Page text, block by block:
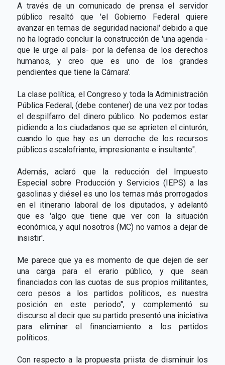
A través de un comunicado de prensa el servidor
público resaltó que 'el Gobierno Federal quiere
avanzar en temas de seguridad nacional' debido a que
no ha logrado concluir la construcción de 'una agenda -
que le urge al país­- por la defensa de los derechos
humanos, y creo que es uno de los grandes
pendientes que tiene la Cámara'.
La clase política, el Congreso y toda la Administración
Pública Federal, (debe contener) de una vez por todas
el despilfarro del dinero público. No podemos estar
pidiendo a los ciudadanos que se aprieten el cinturón,
cuando lo que hay es un derroche de los recursos
públicos escalofriante, impresionante e insultante".
Además, aclaró que la reducción del Impuesto
Especial sobre Producción y Servicios (IEPS) a las
gasolinas y diésel es uno los temas más prorrogados
en el itinerario laboral de los diputados, y adelantó
que es 'algo que tiene que ver con la situación
económica, y aquí nosotros (MC) no vamos a dejar de
insistir'.
Me parece que ya es momento de que dejen de ser
una carga para el erario público, y que sean
financiados con las cuotas de sus propios militantes,
cero pesos a los partidos políticos, es nuestra
posición en este periodo", y complementó su
discurso al decir que su partido presentó una iniciativa
para eliminar el financiamiento a los partidos
políticos.
Con respecto a la propuesta priista de disminuir los